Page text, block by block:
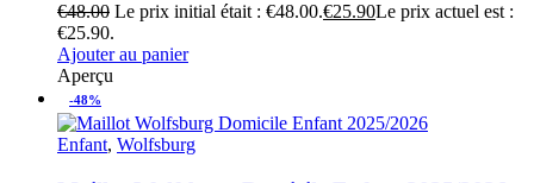
€48.00 Le prix initial était : €48.00.€25.90Le prix actuel est :
€25.90.
Ajouter au panier
Aperçu
-48%
Enfant, Wolfsburg